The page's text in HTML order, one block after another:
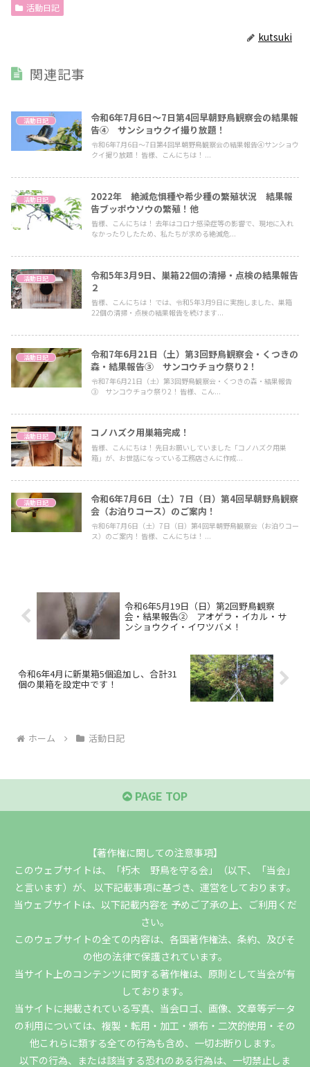
活動日記
kutsuki
関連記事
活動日記
令和6年7月6日～7日第4回早朝野鳥観察会の結果報
告④ サンショウクイ撮り放題！
令和6年7月6日～7日第4回早朝野鳥観察会の結果報告④サンショウ
クイ撮り放題！ 皆様、こんにちは！ ...
活動日記
2022年 絶滅危惧種や希少種の繁殖状況 結果報
告ブッポウソウの繁殖！他
皆様、こんにちは！ 去年はコロナ感染症等の影響で、現地に入れ
なかったりしたため、私たちが求める絶滅危...
活動日記
令和5年3月9日、巣箱22個の清掃・点検の結果報告
２
皆様、こんにちは！ では、令和5年3月9日に実施しました、巣箱
22個の清掃・点検の結果報告を続けます...
活動日記
令和7年6月21日（土）第3回野鳥観察会・くつきの
森・結果報告③ サンコウチョウ祭り2！
令和7年6月21日（土）第3回野鳥観察会・くつきの森・結果報告
③ サンコウチョウ祭り2！ 皆様、こん...
活動日記 コノハズク用巣箱完成！
皆様、こんにちは！ 先日お願いしていました「コノハズク用巣
箱」が、お世話になっている工務店さんに作成...
活動日記
令和6年7月6日（土）7日（日）第4回早朝野鳥観察
会（お泊りコース）のご案内！
令和6年7月6日（土）7日（日）第4回早朝野鳥観察会（お泊りコー
ス）のご案内！ 皆様、こんにちは！ ...
令和6年5月19日（日）第2回野鳥観察
会・結果報告② アオゲラ・イカル・サ
ンショウクイ・イワツバメ！
令和6年4月に新巣箱5個追加し、合計31
個の巣箱を設定中です！
ホーム 活動日記
PAGE TOP
【著作権に関しての注意事項】
このウェブサイトは、「朽木 野鳥を守る会」（以下、「当会」
と言います）が、 以下記載事項に基づき、運営をしております。
当ウェブサイトは、以下記載内容を 予めご了承の上、ご利用くだ
さい。
このウェブサイトの全ての内容は、各国著作権法、条約、及びそ
の他の法律で保護されています。
当サイト上のコンテンツに関する著作権は、原則として当会が有
しております。
当サイトに掲載されている写真、当会ロゴ、画像、文章等データ
の利用については、複製・転用・加工・頒布・二次的使用・その
他これらに類する全ての行為も含め、一切お断りします。
以下の行為、または該当する恐れのある行為は、一切禁止しま